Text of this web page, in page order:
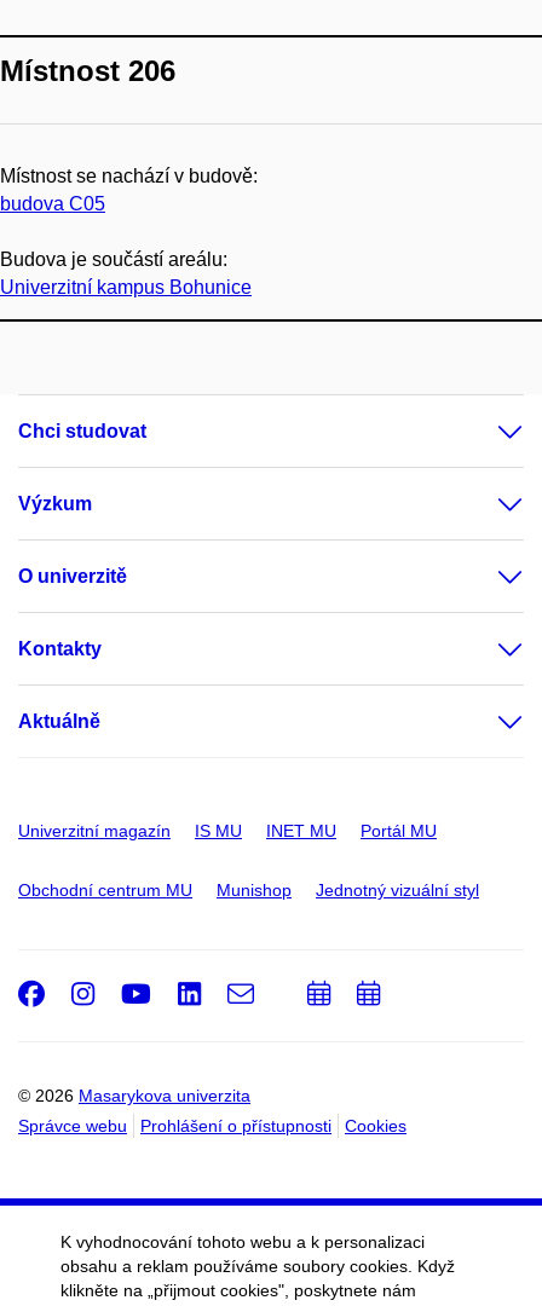
Místnost 206
Místnost se nachází v budově:
budova C05
Budova je součástí areálu:
Univerzitní kampus Bohunice
Chci studovat
Výzkum
O univerzitě
Kontakty
Aktuálně
Univerzitní magazín IS MU INET MU Portál MU
Obchodní centrum MU Munishop Jednotný vizuální styl
© 2026 Masarykova univerzita
Správce webu
Prohlášení o přístupnosti Cookies
Facebook
Instagram
Youtube
LinkedIn
e-
PřidatPřidat
K vyhodnocování tohoto webu a k personalizaci
obsahu a reklam používáme soubory cookies. Když
klikněte na „přijmout cookies", poskytnete nám